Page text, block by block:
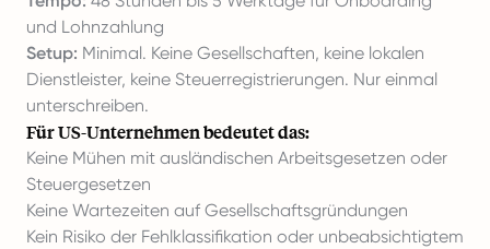
und Lohnzahlung
Setup: Minimal. Keine Gesellschaften, keine lokalen
Dienstleister, keine Steuerregistrierungen. Nur einmal
unterschreiben.
Für US-Unternehmen bedeutet das:
Keine Mühen mit ausländischen Arbeitsgesetzen oder
Steuergesetzen
Keine Wartezeiten auf Gesellschaftsgründungen
Kein Risiko der Fehlklassifikation oder unbeabsichtigtem